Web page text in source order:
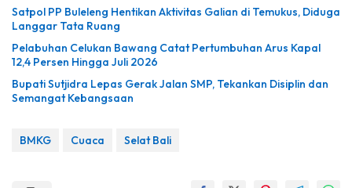
Satpol PP Buleleng Hentikan Aktivitas Galian di Temukus, Diduga
Langgar Tata Ruang
Pelabuhan Celukan Bawang Catat Pertumbuhan Arus Kapal
12,4 Persen Hingga Juli 2026
Bupati Sutjidra Lepas Gerak Jalan SMP, Tekankan Disiplin dan
Semangat Kebangsaan
BMKG Cuaca Selat Bali